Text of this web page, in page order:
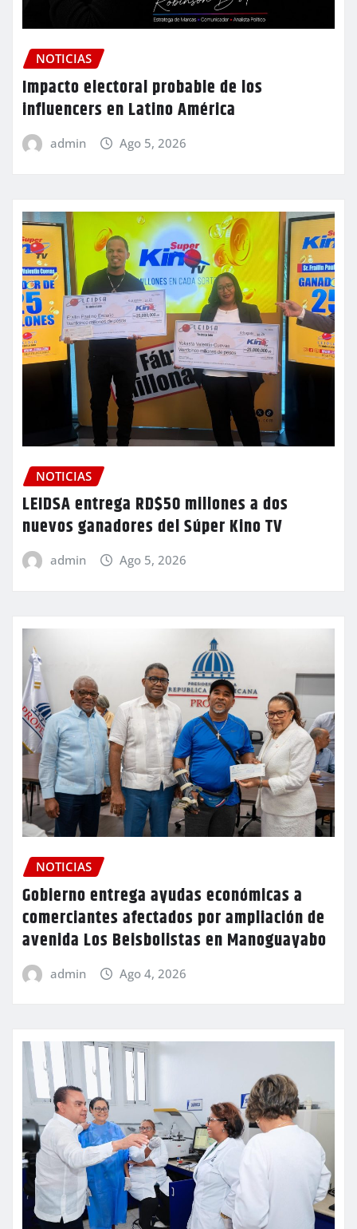
NOTICIAS
Impacto electoral probable de los
influencers en Latino América
admin Ago 5, 2026
NOTICIAS
LEIDSA entrega RD$50 millones a dos
nuevos ganadores del Súper Kino TV
admin Ago 5, 2026
NOTICIAS
Gobierno entrega ayudas económicas a
comerciantes afectados por ampliación de
avenida Los Beisbolistas en Manoguayabo
admin Ago 4, 2026